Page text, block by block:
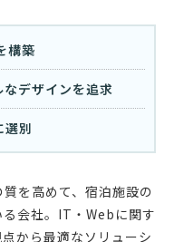
構築
デザインを追求
選別
を高めて、宿泊施設の
会社。IT・Webに関す
から最適なソリューシ